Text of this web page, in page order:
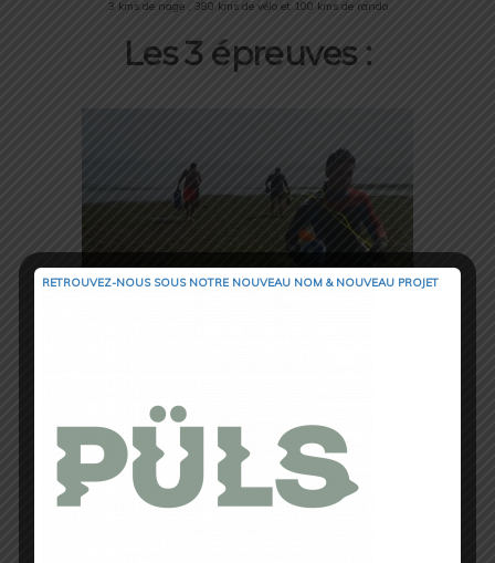
3 kms de nage , 380 kms de vélo et 100 kms de rando
Les 3 épreuves :
La nage: Elle se déroule en eau libre en
pleine mer, le but est de lier l’île de
Djerba au continent. Oubliez
RETROUVEZ-NOUS SOUS NOTRE NOUVEAU NOM & NOUVEAU PROJET